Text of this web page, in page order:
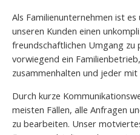
Als Familienunternehmen ist
unseren Kunden einen
freundschaftlichen Umgang
vorwiegend ein
zusammenhalten und jeder
Durch kurze
meisten Fällen, alle Anfragen
zu bearbeiten. Unser